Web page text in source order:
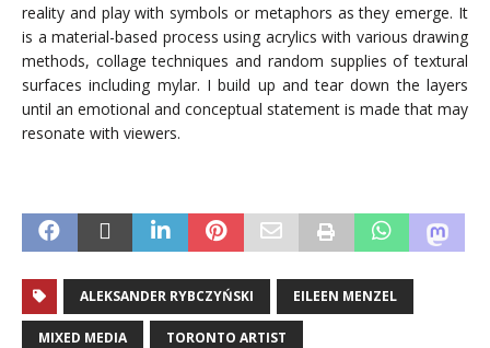
reality and play with symbols or metaphors as they emerge. It
is a material-based process using acrylics with various drawing
methods, collage techniques and random supplies of textural
surfaces including mylar. I build up and tear down the layers
until an emotional and conceptual statement is made that may
resonate with viewers.
ALEKSANDER RYBCZYŃSKI EILEEN MENZEL
MIXED MEDIA TORONTO ARTIST